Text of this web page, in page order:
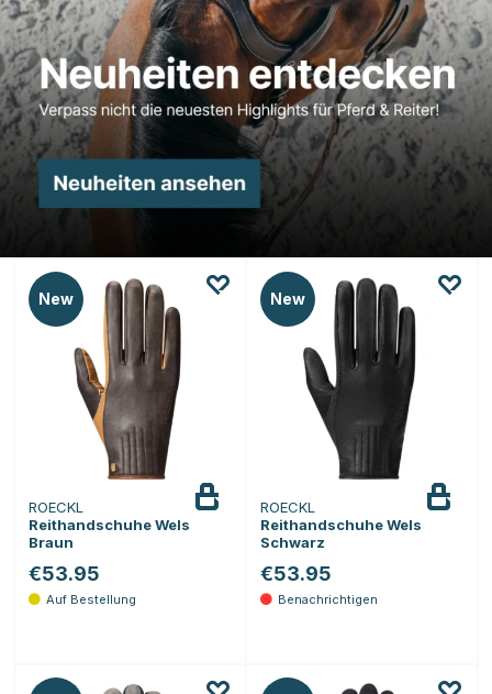
New
ROECKL
Reithandschuhe Wels
Braun
€53.95
New
ROECKL
Reithandschuhe Wels
Schwarz
€53.95